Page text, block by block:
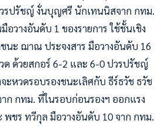
รปรัชญ์ งั่นบุญศรี นักเทนนิสจาก กทม.
วางอันดับ 1 ของรายการ ใช้ชั้นเชิง
นะ ฌาณ ประจงสาร มือวางอันดับ 16
ด ด้วยสกอร์ 6-2 และ 6-0 ปวรปรัชญ์
หวดรอบรองชนะเลิศกับ ธีร์ธวัช ธวัช
ก กทม. ที่ในรอบก่อนรองฯ ออกแรง
พชร ทวีกุล มือวางอันดับ 10 จาก กทม.